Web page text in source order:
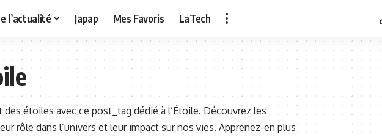
l’actualité Japap Mes Favoris LaTech
étoiles avec ce post_tag dédié à l’Étoile. Découvrez les
rôle dans l’univers et leur impact sur nos vies. Apprenez-en plus